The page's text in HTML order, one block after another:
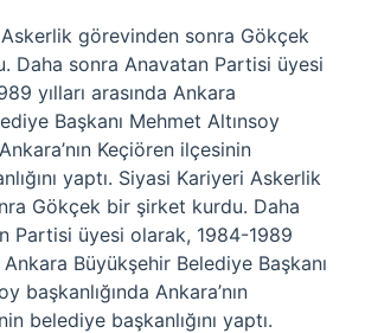
görevinden sonra Gökçek
Daha sonra Anavatan Partisi üyesi
yılları arasında Ankara
Başkanı Mehmet Altınsoy
Keçiören ilçesinin
yaptı. Siyasi Kariyeri Askerlik
Gökçek bir şirket kurdu. Daha
Partisi üyesi olarak, 1984-1989
Ankara Büyükşehir Belediye Başkanı
başkanlığında Ankara’nın
belediye başkanlığını yaptı.